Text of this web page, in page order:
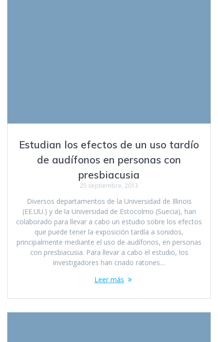
Estudian los efectos de un uso tardío
de audífonos en personas con
presbiacusia
25 septiembre, 2013
Diversos departamentos de la Universidad de Illinois
(EE.UU.) y de la Universidad de Estocolmo (Suecia), han
colaborado para llevar a cabo un estudio sobre los efectos
que puede tener la exposición tardía a sonidos,
principalmente mediante el uso de audífonos, en personas
con presbiacusia. Para llevar a cabo el estudio, los
investigadores han criado ratones…
Leer más